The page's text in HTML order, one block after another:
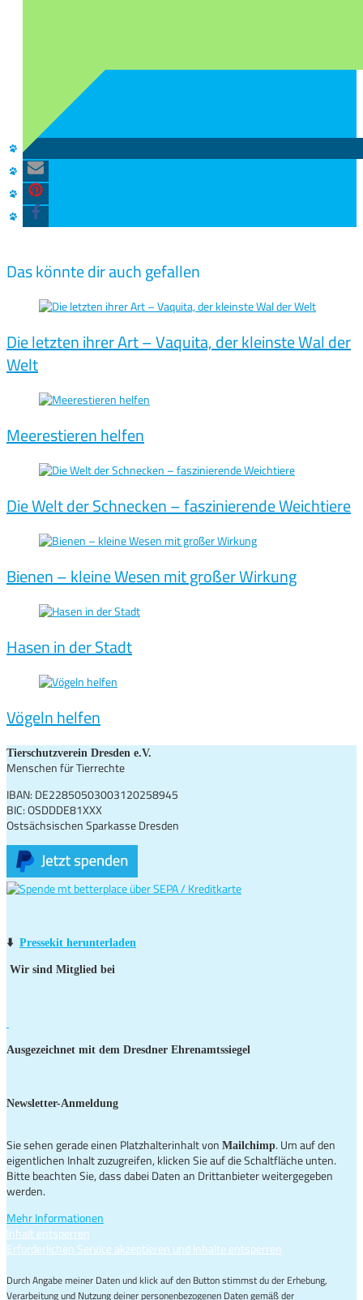
Das könnte dir auch gefallen
Die letzten ihrer Art – Vaquita, der kleinste Wal der
Welt
Meerestieren helfen
Die Welt der Schnecken – faszinierende Weichtiere
Bienen – kleine Wesen mit großer Wirkung
Hasen in der Stadt
Vögeln helfen
Tierschutzverein Dresden e.V.
Menschen für Tierrechte
IBAN: DE22850503003120258945
BIC: OSDDDE81XXX
Ostsächsischen Sparkasse Dresden
⬇️ Pressekit herunterladen
Wir sind Mitglied bei
Ausgezeichnet mit dem Dresdner Ehrenamtssiegel
Newsletter-Anmeldung
Sie sehen gerade einen Platzhalterinhalt von Mailchimp. Um auf den
eigentlichen Inhalt zuzugreifen, klicken Sie auf die Schaltfläche unten.
Bitte beachten Sie, dass dabei Daten an Drittanbieter weitergegeben
werden.
Mehr Informationen
Inhalt entsperren
Erforderlichen Service akzeptieren und Inhalte entsperren
Durch Angabe meiner Daten und klick auf den Button stimmst du der Erhebung,
Verarbeitung und Nutzung deiner personenbezogenen Daten gemäß der